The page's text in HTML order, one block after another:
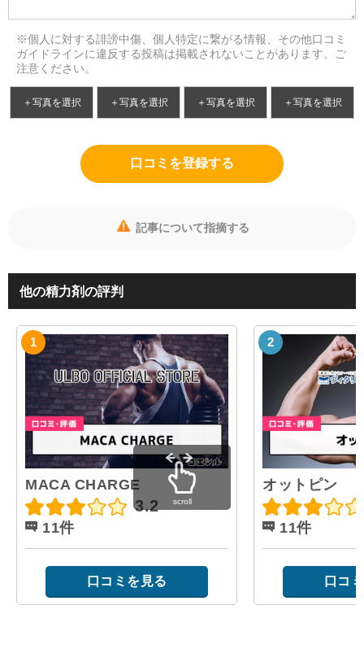
※個人に対する誹謗中傷、個人特定に繋がる情報、その他口コミ
ガイドラインに違反する投稿は掲載されないことがあります。ご
注意ください。
＋写真を選択 ＋写真を選択 ＋写真を選択 ＋写真を選択
口コミを登録する
記事について指摘する
他の精力剤の評判
MACA CHARGE
3.2
11件
口コミを見る
オットピン
11件
口コ
scroll